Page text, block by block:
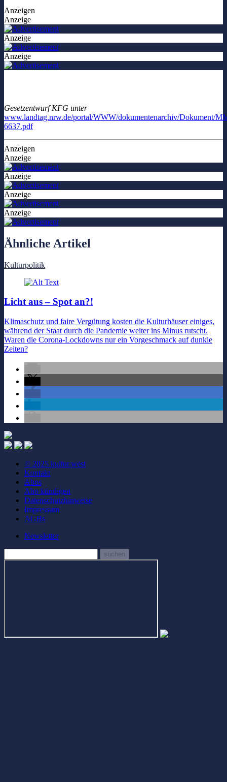
Anzeigen
Anzeige
Anzeige
Anzeige
Gesetzentwurf KFG unter
www.landtag.nrw.de/portal/WWW/dokumentenarchiv/Dokument/
6637.pdf
Anzeigen
Anzeige
Anzeige
Anzeige
Anzeige
Ähnliche Artikel
Kulturpolitik
Licht aus – Spot an?!
Klimaschutz und faire Vergütung kosten die Kulturhäuser einiges,
während der Staat durch die Pandemie weiter ins Minus rutscht.
Waren die Corona-Lockdowns nur ein Vorgeschmack auf dunkle
Zeiten?
© 2025 kultur.west
Kontakt
Abos
Abo kündigen
Datenschutzhinweise
Impressum
AGBs
Newsletter